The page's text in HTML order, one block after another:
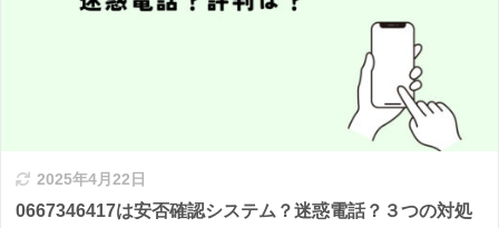
2025年4月22日
0667346417は安否確認システム？迷惑電話？３つの対処